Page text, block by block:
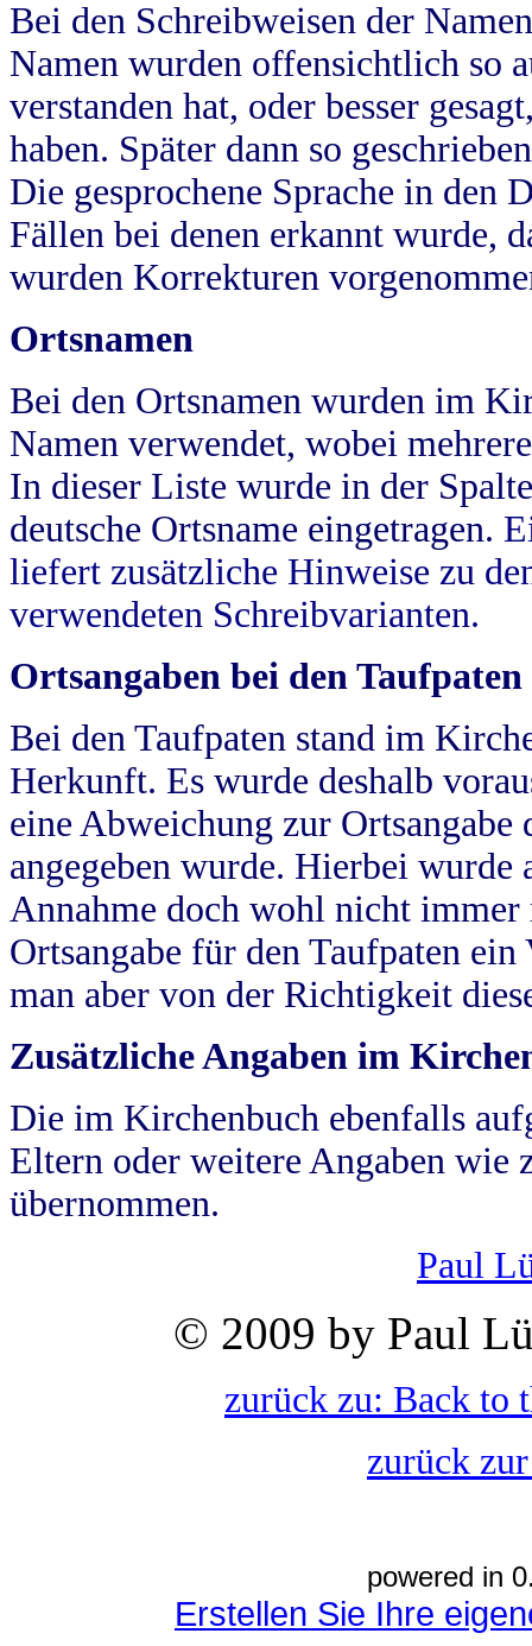
Bei den Schreibweisen der
Namen wurden offensichtlich so
verstanden hat, oder besser
haben. Später dann so
Die gesprochene Sprache in
Fällen bei denen erkannt wurde,
wurden Korrekturen
Ortsnamen
Bei den Ortsnamen wurden im
Namen verwendet, wobei
In dieser Liste wurde in der
deutsche Ortsname eingetragen.
liefert zusätzliche Hinweise zu
verwendeten Schreibvarianten.
Ortsangaben bei den Taufpaten
Bei den Taufpaten stand im
Herkunft. Es wurde deshalb
eine Abweichung zur
angegeben wurde. Hierbei wurde
Annahme doch wohl nicht
Ortsangabe für den Taufpaten
man aber von der Richtigkeit
Zusätzliche Angaben im
Die im Kirchenbuch ebenfalls
Eltern oder weitere Angaben wie
übernommen.
Paul
© 2009 by Paul
zurück zu: Back to
zurück
powered in
Erstellen Sie Ihre